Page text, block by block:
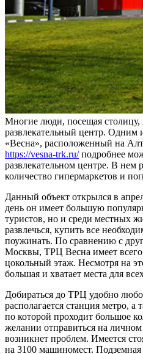
Многие люди, посещая столицу,
развлекательный центр. Одним
«Весна», расположенный на
https://vesna-trk.ru/подробнее
развлекательном центре. В нем
количество гипермаркетов и
Данный объект открылся в
день он имеет большую
туристов, но и среди местных
развлечься, купить все
поужинать. По сравнению с
Москвы, ТРЦ Весна имеет
цокольный этаж. Несмотря на
большая и хватает места для
Добираться до ТРЦ удобно
располагается станция метро, а
по которой проходит большое
желании отправиться на личном
возникнет проблем. Имеется
на 3100 машиномест. Подземная